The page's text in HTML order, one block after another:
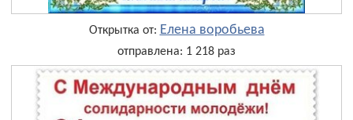
Открытка от: Елена воробьева
отправлена: 1 218 раз